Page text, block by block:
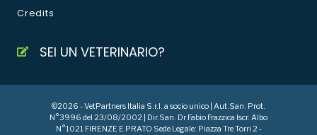
Credits
SEI UN VETERINARIO?
©2026 - VetPartners Italia S.r.l. a socio unico | Aut.San. Prot.
N°3996 del 23/08/2002 | Dir.San. Dr Fabio Frazzica Iscr. Albo
N°1021 FIRENZE E PRATO Sede Legale: Piazza Tre Torri 2 -